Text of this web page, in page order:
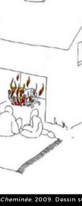
Cheminée, 2009. Dessin